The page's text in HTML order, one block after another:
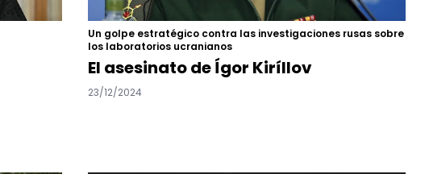
Un golpe estratégico contra las investigaciones rusas sobre
los laboratorios ucranianos
El asesinato de Ígor Kiríllov
23/12/2024